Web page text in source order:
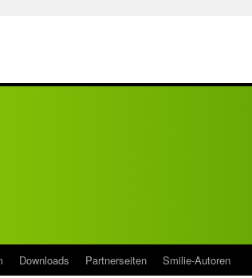
Downloads Partnerseiten Smilie-Autoren